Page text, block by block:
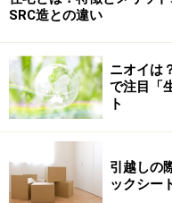
SRC造との違い
ニオイは
で注目「
ト
引越しの
ックシー